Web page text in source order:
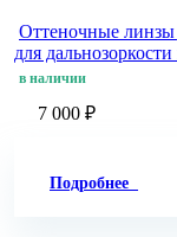
Оттеночные линзы
для
в наличии
7 000 ₽
Подробнее